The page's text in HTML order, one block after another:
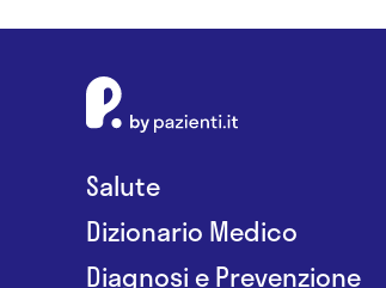
Salute
Dizionario Medico
Diagnosi e Prevenzione